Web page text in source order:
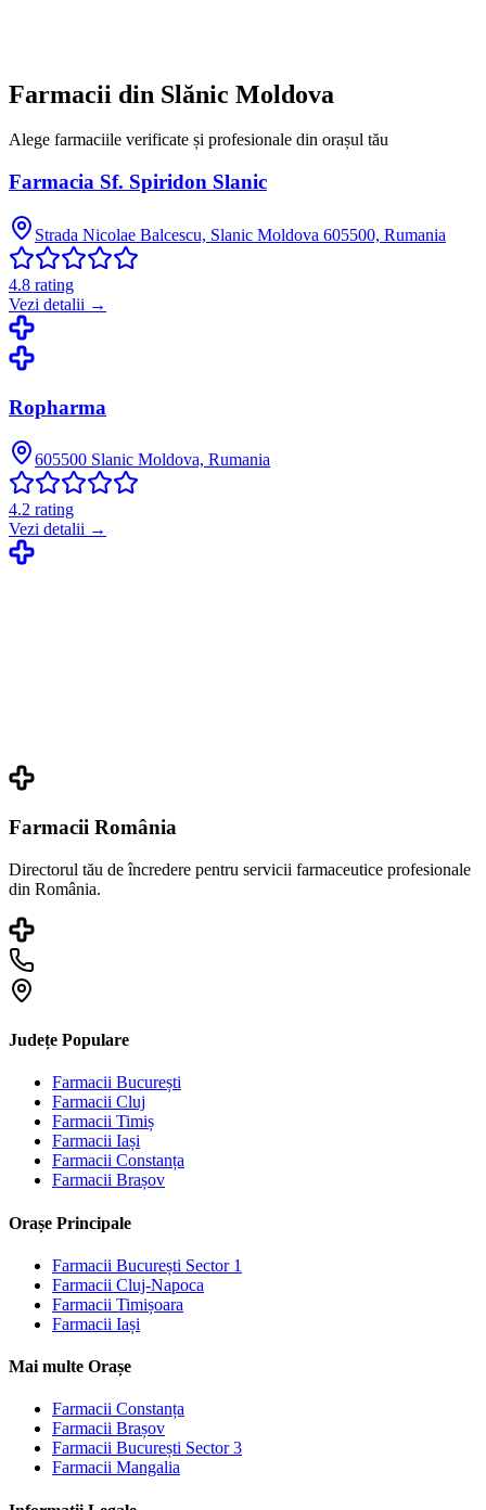
Farmacii din Slănic Moldova
Alege farmaciile verificate și profesionale din orașul tău
Farmacia Sf. Spiridon Slanic
Strada Nicolae Balcescu, Slanic Moldova 605500, Rumania
4.8 rating
Vezi detalii →
Ropharma
605500 Slanic Moldova, Rumania
4.2 rating
Vezi detalii →
Farmacii România
Directorul tău de încredere pentru servicii farmaceutice profesionale
din România.
Județe Populare
Farmacii București
Farmacii Cluj
Farmacii Timiș
Farmacii Iași
Farmacii Constanța
Farmacii Brașov
Orașe Principale
Farmacii București Sector 1
Farmacii Cluj-Napoca
Farmacii Timișoara
Farmacii Iași
Mai multe Orașe
Farmacii Constanța
Farmacii Brașov
Farmacii București Sector 3
Farmacii Mangalia